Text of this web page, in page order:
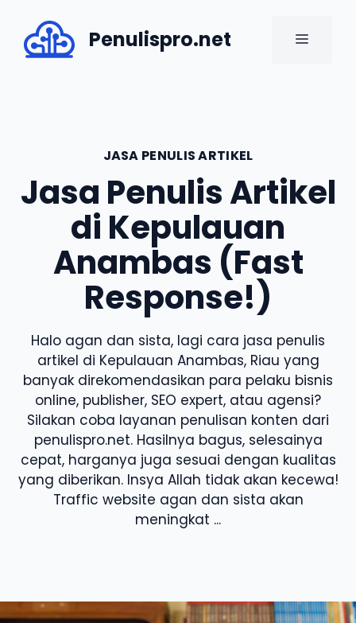
content
Penulispro.net MENU
JASA PENULIS ARTIKEL
Jasa Penulis Artikel
di Kepulauan
Anambas (Fast
Response!)
Halo agan dan sista, lagi cara jasa penulis
artikel di Kepulauan Anambas, Riau yang
banyak direkomendasikan para pelaku bisnis
online, publisher, SEO expert, atau agensi?
Silakan coba layanan penulisan konten dari
penulispro.net. Hasilnya bagus, selesainya
cepat, harganya juga sesuai dengan kualitas
yang diberikan. Insya Allah tidak akan kecewa!
Traffic website agan dan sista akan
meningkat ...